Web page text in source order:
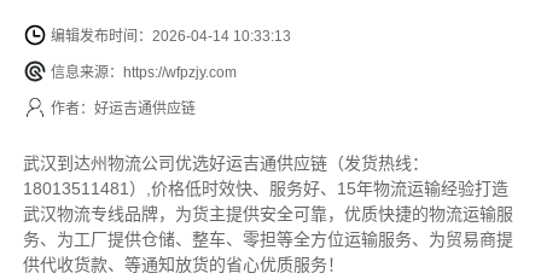
编辑发布时间：2026-04-14 10:33:13
信息来源：https://wfpzjy.com
作者：好运吉通供应链
武汉到达州物流公司优选好运吉通供应链（发货热线：
18013511481）,价格低时效快、服务好、15年物流运输经验打造
武汉物流专线品牌，为货主提供安全可靠，优质快捷的物流运输服
务、为工厂提供仓储、整车、零担等全方位运输服务、为贸易商提
供代收货款、等通知放货的省心优质服务！